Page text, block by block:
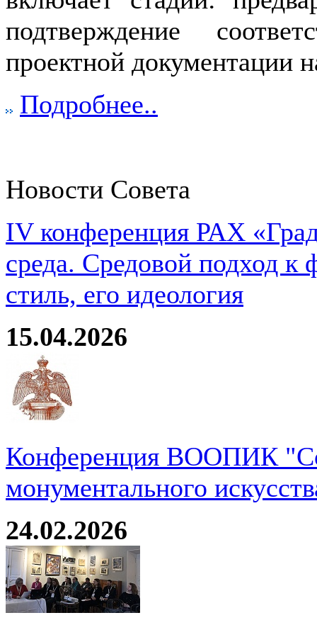
подтверждение
проектной документации
Подробнее..
Новости Совета
IV конференция РАХ
среда. Средовой подход
стиль, его идеология
15.04.2026
Конференция ВООПИК
монументального
24.02.2026